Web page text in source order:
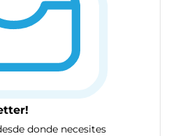
donde necesites